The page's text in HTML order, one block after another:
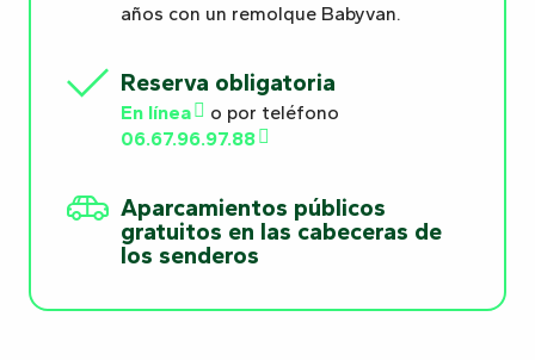
años con un remolque Babyvan.
Reserva obligatoria
En línea
o por teléfono
06.67.96.97.88
Aparcamientos públicos
gratuitos en las cabeceras de
los senderos